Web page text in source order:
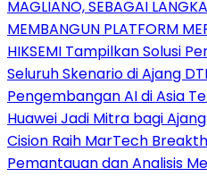
MAGLIANO, SEBAGAI
MEMBANGUN PLATFORM
HIKSEMI Tampilkan Solusi
Seluruh Skenario di Ajang
Pengembangan AI di Asia
Huawei Jadi Mitra bagi
Cision Raih MarTech
Pemantauan dan Analisis